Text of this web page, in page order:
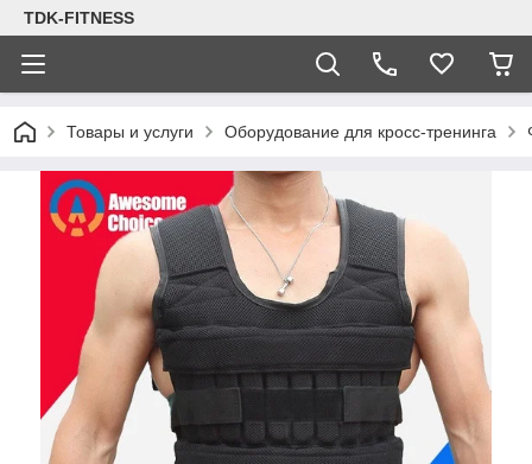
TDK-FITNESS
Товары и услуги Оборудование для кросс-тренинга